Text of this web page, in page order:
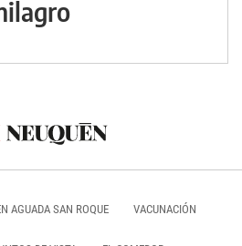
AGUADA SAN ROQUE VACUNACIÓN